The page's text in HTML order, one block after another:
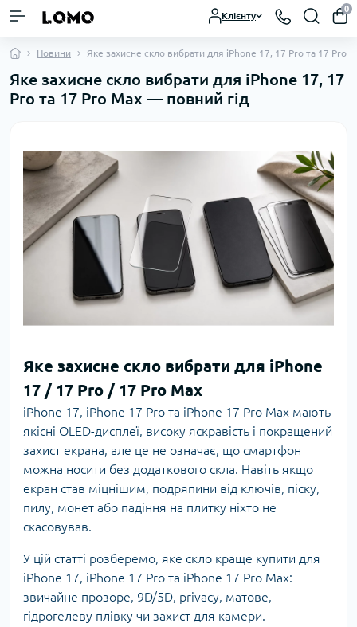
Клієнту
0
Новини Яке захисне скло вибрати для iPhone 17, 17 Pro та 17 Pro
Яке захисне скло вибрати для iPhone 17, 17
Pro та 17 Pro Max — повний гід
Яке захисне скло вибрати для iPhone
17 / 17 Pro / 17 Pro Max
iPhone 17, iPhone 17 Pro та iPhone 17 Pro Max мають
якісні OLED-дисплеї, високу яскравість і покращений
захист екрана, але це не означає, що смартфон
можна носити без додаткового скла. Навіть якщо
екран став міцнішим, подряпини від ключів, піску,
пилу, монет або падіння на плитку ніхто не
скасовував.
У цій статті розберемо, яке скло краще купити для
iPhone 17, iPhone 17 Pro та iPhone 17 Pro Max:
звичайне прозоре, 9D/5D, privacy, матове,
гідрогелеву плівку чи захист для камери.